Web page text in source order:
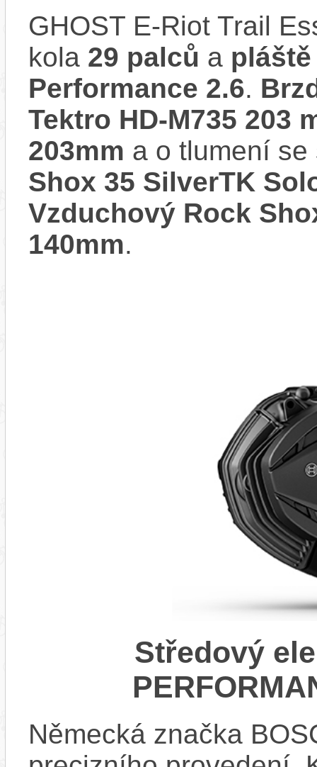
GHOST E-Riot Trail
kola 29 palců a
Performance 2.6.
Tektro HD-M735 203
203mm a o tlumení
Shox 35 SilverTK
Vzduchový Rock
140mm.
Středový
Německá značka